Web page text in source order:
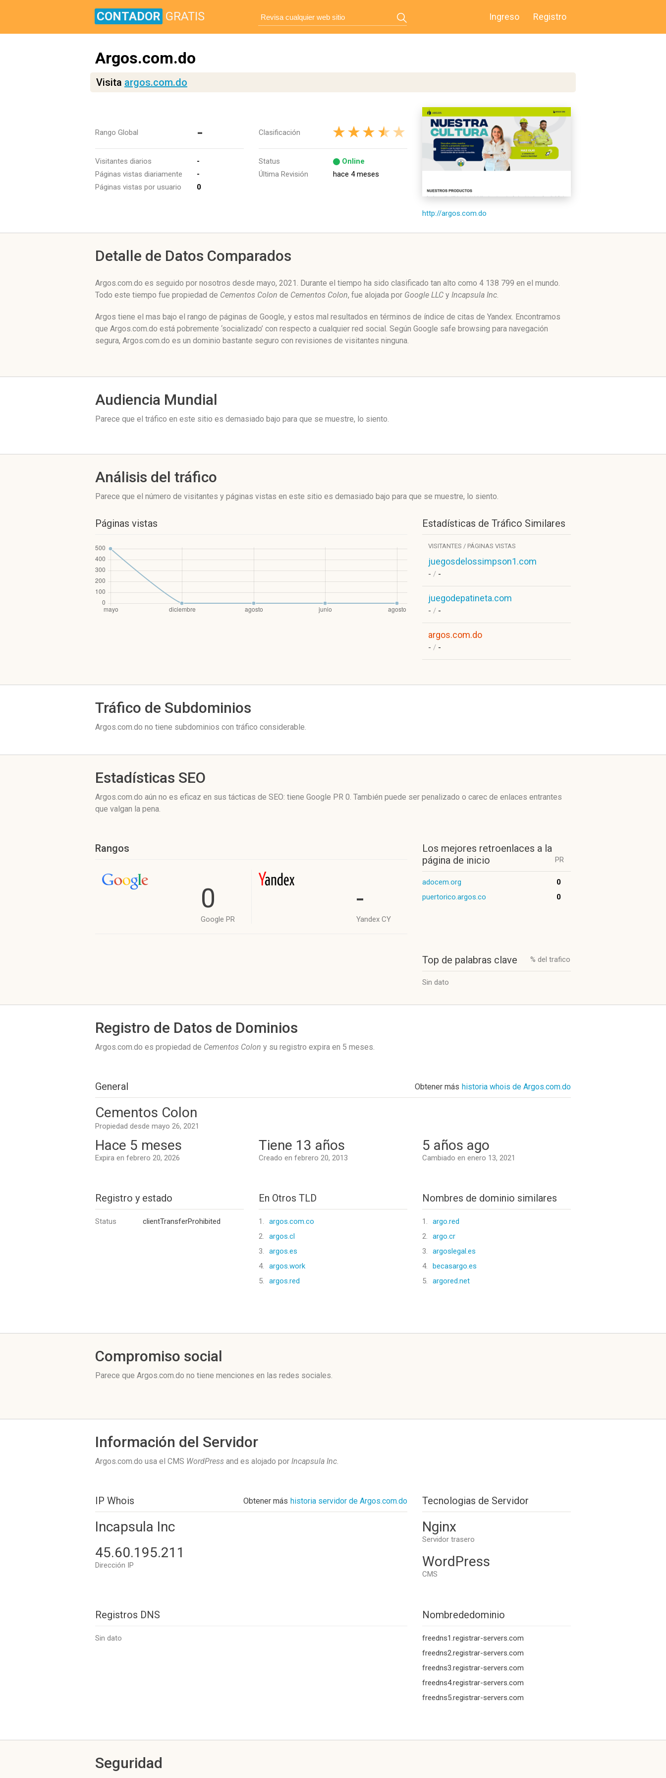
CONTADOR GRATIS Ingreso Registro
Argos.com.do
Visita argos.com.do
Rango Global -
Visitantes diarios
-
Páginas vistas diariamente
-
Páginas vistas por usuario
0
Clasificación
Status
Online
Última Revisión
hace 4 meses
http://argos.com.do
Detalle de Datos Comparados
Argos.com.do es seguido por nosotros desde mayo, 2021. Durante el tiempo ha sido clasificado tan alto como 4 138 799 en el mundo.
Todo este tiempo fue propiedad de Cementos Colon de Cementos Colon, fue alojada por Google LLC y Incapsula Inc.
Argos tiene el mas bajo el rango de páginas de Google, y estos mal resultados en términos de índice de citas de Yandex. Encontramos
que Argos.com.do está pobremente ‘socializado’ con respecto a cualquier red social. Según Google safe browsing para navegación
segura, Argos.com.do es un dominio bastante seguro con revisiones de visitantes ninguna.
Audiencia Mundial
Parece que el tráfico en este sitio es demasiado bajo para que se muestre, lo siento.
Análisis del tráfico
Parece que el número de visitantes y páginas vistas en este sitio es demasiado bajo para que se muestre, lo siento.
Páginas vistas Estadísticas de Tráfico Similares
VISITANTES / PÁGINAS VISTAS
juegosdelossimpson1.com
- / -
juegodepatineta.com
- / -
argos.com.do
- / -
Tráfico de Subdominios
Argos.com.do no tiene subdominios con tráfico considerable.
Estadísticas SEO
Argos.com.do aún no es eficaz en sus tácticas de SEO: tiene Google PR 0. También puede ser penalizado o carec de enlaces entrantes
que valgan la pena.
Rangos
0
Google PR
-
Yandex CY
Los mejores retroenlaces a la
página de inicio
PR
adocem.org
0
puertorico.argos.co
0
Top de palabras clave % del trafico
Sin dato
Registro de Datos de Dominios
Argos.com.do es propiedad de Cementos Colon y su registro expira en 5 meses.
General Obtener más historia whois de Argos.com.do
Cementos Colon
Propiedad desde mayo 26, 2021
Hace 5 meses
Expira en febrero 20, 2026
Tiene 13 años
Creado en febrero 20, 2013
5 años ago
Cambiado en enero 13, 2021
Registro y estado
Status clientTransferProhibited
En Otros TLD
1.
argos.com.co
2.
argos.cl
3.
argos.es
4.
argos.work
5.
argos.red
Nombres de dominio similares
1.
argo.red
2.
argo.cr
3.
argoslegal.es
4.
becasargo.es
5.
argored.net
Compromiso social
Parece que Argos.com.do no tiene menciones en las redes sociales.
Información del Servidor
Argos.com.do usa el CMS WordPress and es alojado por Incapsula Inc.
IP Whois Obtener más historia servidor de Argos.com.do
Incapsula Inc
45.60.195.211
Dirección IP
Tecnologias de Servidor
Nginx
Servidor trasero
WordPress
CMS
Registros DNS Nombrededominio
freedns1.registrar-servers.com
freedns2.registrar-servers.com
freedns3.registrar-servers.com
freedns4.registrar-servers.com
freedns5.registrar-servers.com
Sin dato
Seguridad